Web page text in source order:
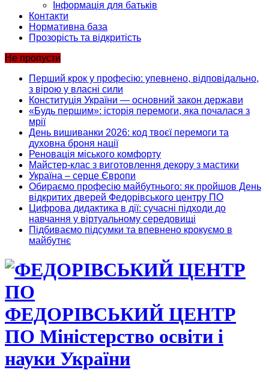
Інформація для батьків
Контакти
Нормативна база
Прозорість та відкритість
Не пропусти
Перший крок у професію: упевнено, відповідально,
з вірою у власні сили
Конституція України — основний закон держави
«Будь першим»: історія перемоги, яка почалася з
мрії
День вишиванки 2026: код твоєї перемоги та
духовна броня нації
Реновація міського комфорту
Майстер-клас з виготовлення декору з мастики
Україна – серце Європи
Обираємо професію майбутнього: як пройшов День
відкритих дверей Федорівського центру ПО
Цифрова дидактика в дії: сучасні підходи до
навчання у віртуальному середовищі
Підбиваємо підсумки та впевнено крокуємо в
майбутнє
ФЕДОРІВСЬКИЙ ЦЕНТР
ПО Міністерство освіти і
науки України